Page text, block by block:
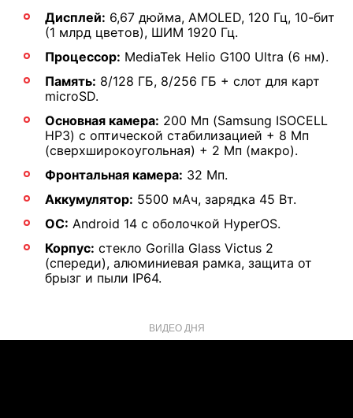
Дисплей: 6,67 дюйма, AMOLED, 120 Гц, 10-бит
(1 млрд цветов), ШИМ 1920 Гц.
Процессор: MediaTek Helio G100 Ultra (6 нм).
Память: 8/128 ГБ, 8/256 ГБ + слот для карт
microSD.
Основная камера: 200 Мп (Samsung ISOCELL
HP3) с оптической стабилизацией + 8 Мп
(сверхширокоугольная) + 2 Мп (макро).
Фронтальная камера: 32 Мп.
Аккумулятор: 5500 мАч, зарядка 45 Вт.
ОС: Android 14 с оболочкой HyperOS.
Корпус: стекло Gorilla Glass Victus 2
(спереди), алюминиевая рамка, защита от
брызг и пыли IP64.
ВИДЕО ДНЯ